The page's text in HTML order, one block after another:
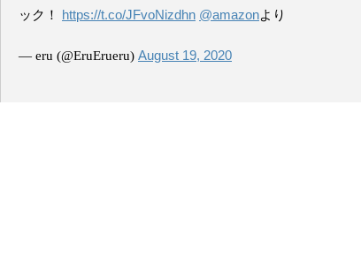
ック！ https://t.co/JFvoNizdhn @amazonより
— eru (@EruErueru) August 19, 2020